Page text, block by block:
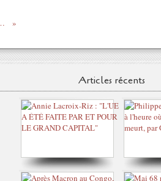
en Hitler
Articles récents